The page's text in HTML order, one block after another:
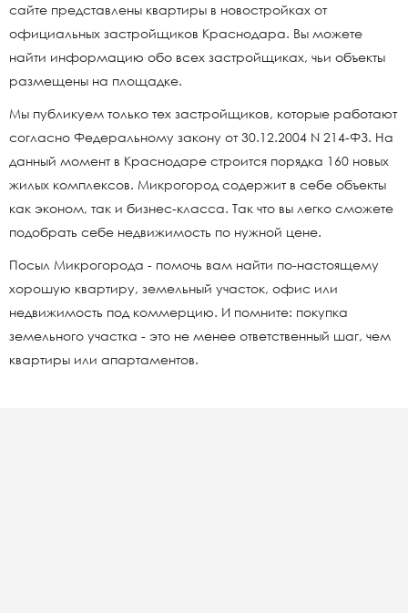
сайте представлены квартиры в новостройках от
официальных застройщиков Краснодара. Вы можете
найти информацию обо всех застройщиках, чьи объекты
размещены на площадке.
Мы публикуем только тех застройщиков, которые работают
согласно Федеральному закону от 30.12.2004 N 214-ФЗ. На
данный момент в Краснодаре строится порядка 160 новых
жилых комплексов. Микрогород содержит в себе объекты
как эконом, так и бизнес-класса. Так что вы легко сможете
подобрать себе недвижимость по нужной цене.
Посыл Микрогорода - помочь вам найти по-настоящему
хорошую квартиру, земельный участок, офис или
недвижимость под коммерцию. И помните: покупка
земельного участка - это не менее ответственный шаг, чем
квартиры или апартаментов.